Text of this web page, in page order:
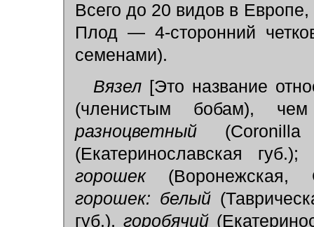
Всего до 20 видов в
Плод — 4-сторонний
семенами).
Вязел [Это название
(членистым бобам),
разноцветный
(Екатеринославская губ.);
горошек (Воронежская,
горошек: белый
губ.),горобячий